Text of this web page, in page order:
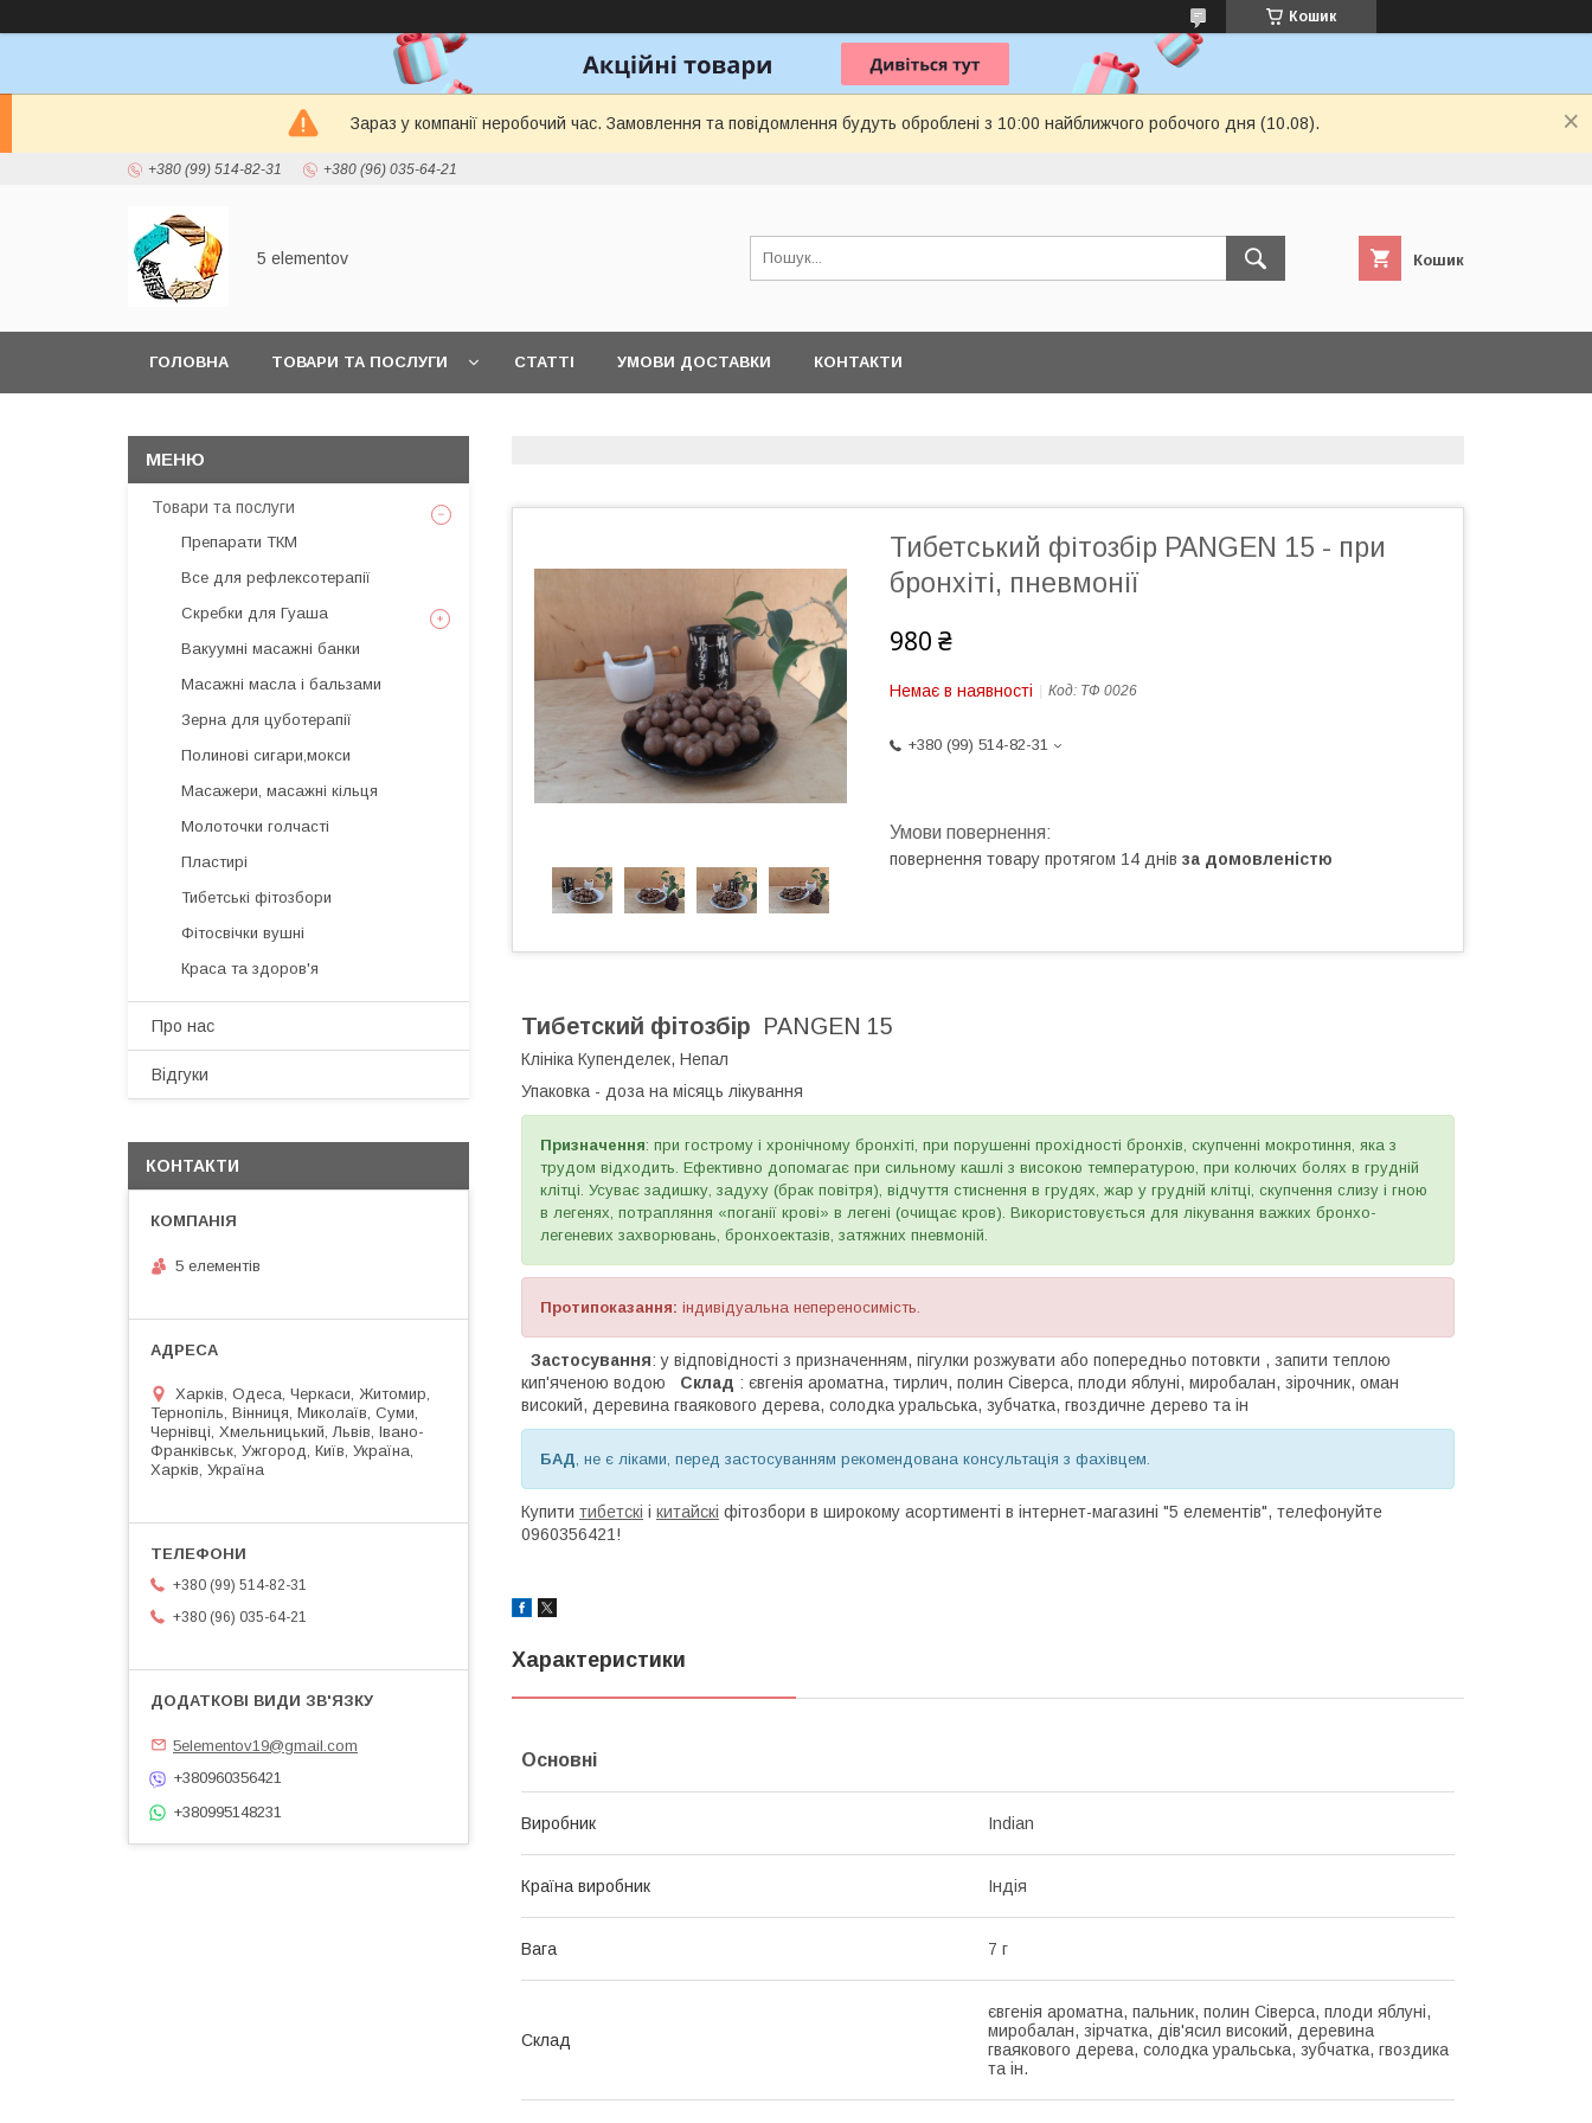
Кошик
Зараз у компанії неробочий час. Замовлення та повідомлення будуть оброблені з 10:00 найближчого робочого дня (10.08).
+380 (99) 514-82-31 +380 (96) 035-64-21
5 elementov Кошик
ГОЛОВНА ТОВАРИ ТА ПОСЛУГИ СТАТТІ УМОВИ ДОСТАВКИ КОНТАКТИ
Тибетський фітозбір PANGEN 15 - при
бронхіті, пневмонії
980 ₴
Немає в наявності Код: ТФ 0026
+380 (99) 514-82-31
повернення товару протягом 14 днів за домовленістю
Тибетский фітозбір PANGEN 15
Клініка Купенделек, Непал
Упаковка - доза на місяць лікування
Призначення: при гострому і хронічному бронхіті, при порушенні прохідності бронхів, скупченні мокротиння, яка з
трудом відходить. Ефективно допомагає при сильному кашлі з високою температурою, при колючих болях в грудній
клітці. Усуває задишку, задуху (брак повітря), відчуття стиснення в грудях, жар у грудній клітці, скупчення слизу і гною
в легенях, потрапляння «поганії крові» в легені (очищає кров). Використовується для лікування важких бронхо-
легеневих захворювань, бронхоектазів, затяжних пневмоній.
Протипоказання: індивідуальна непереносимість.
Застосування: у відповідності з призначенням, пігулки розжувати або попередньо потовкти , запити теплою
кип'яченою водою Склад : євгенія ароматна, тирлич, полин Сіверса, плоди яблуні, миробалан, зірочник, оман
високий, деревина гваякового дерева, солодка уральська, зубчатка, гвоздичне дерево та ін
БАД , не є ліками, перед застосуванням рекомендована консультація з фахівцем.
Купити тибетскі і китайскі фітозбори в широкому асортименті в інтернет-магазині "5 елементів", телефонуйте
0960356421!
Характеристики
Основні
Виробник Indian
Країна виробник Індія
Вага 7 г
Склад
євгенія ароматна, пальник, полин Сіверса, плоди яблуні,
миробалан, зірчатка, дів'ясил високий, деревина
гваякового дерева, солодка уральська, зубчатка, гвоздика
та ін.
Товари та послуги
Препарати ТКМ
Все для рефлексотерапії
Скребки для Гуаша
Вакуумні масажні банки
Масажні масла і бальзами
Зерна для цуботерапії
Полинові сигари,мокси
Масажери, масажні кільця
Молоточки голчасті
Пластирі
Тибетські фітозбори
Фітосвічки вушні
Краса та здоров'я
Про нас
Відгуки
КОНТАКТИ
5 елементів
Харків, Одеса, Черкаси, Житомир,
Тернопіль, Вінниця, Миколаїв, Суми,
Чернівці, Хмельницький, Львів, Івано-
Франківськ, Ужгород, Київ, Україна,
Харків, Україна
+380 (99) 514-82-31
+380 (96) 035-64-21
5elementov19@gmail.com
+380960356421
+380995148231